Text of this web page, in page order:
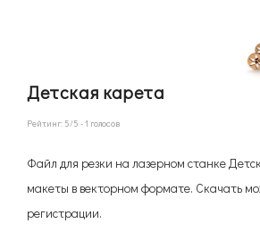
Детская карета
Рейтинг: 5/5 -1 голосов
Файл для резки на лазерном станке
макеты в векторном формате. Скачать
регистрации.